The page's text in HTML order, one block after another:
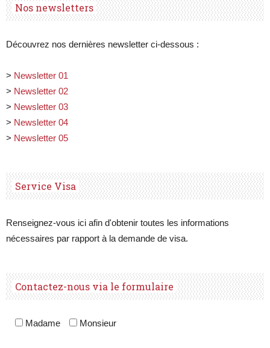
Nos newsletters
Découvrez nos dernières newsletter ci-dessous :
> Newsletter 01
> Newsletter 02
> Newsletter 03
> Newsletter 04
> Newsletter 05
Service Visa
Renseignez-vous ici afin d'obtenir toutes les informations
nécessaires par rapport à la demande de visa.
Contactez-nous via le formulaire
Madame Monsieur